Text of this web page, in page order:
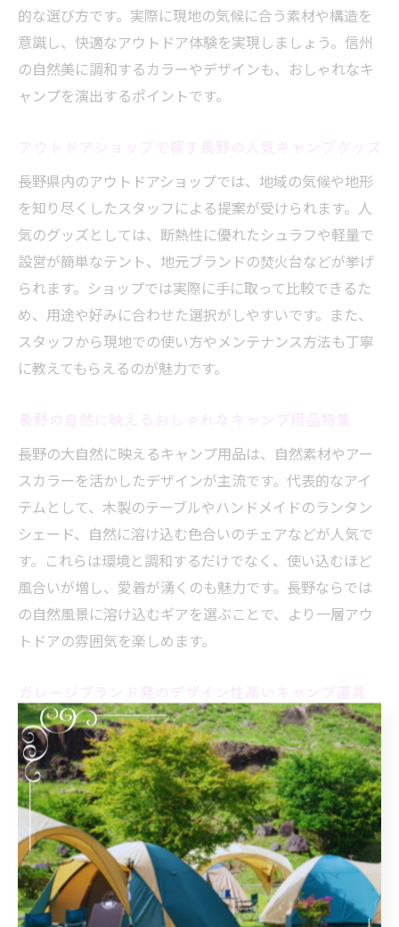
的な選び方です。実際に現地の気候に合う素材や構造を
意識し、快適なアウトドア体験を実現しましょう。信州
の自然美に調和するカラーやデザインも、おしゃれなキ
ャンプを演出するポイントです。
長野県内のアウトドアショップでは、地域の気候や地形
を知り尽くしたスタッフによる提案が受けられます。人
気のグッズとしては、断熱性に優れたシュラフや軽量で
設営が簡単なテント、地元ブランドの焚火台などが挙げ
られます。ショップでは実際に手に取って比較できるた
め、用途や好みに合わせた選択がしやすいです。また、
スタッフから現地での使い方やメンテナンス方法も丁寧
に教えてもらえるのが魅力です。
長野の大自然に映えるキャンプ用品は、自然素材やアー
スカラーを活かしたデザインが主流です。代表的なアイ
テムとして、木製のテーブルやハンドメイドのランタン
シェード、自然に溶け込む色合いのチェアなどが人気で
す。これらは環境と調和するだけでなく、使い込むほど
風合いが増し、愛着が湧くのも魅力です。長野ならでは
の自然風景に溶け込むギアを選ぶことで、より一層アウ
トドアの雰囲気を楽しめます。
長野県発のガレージブランドは、個性的で機能美に優れ
たキャンプ道具を展開しています。例えば、地域の素材
を活かしたオリジナル焚火台や、工夫を凝らした収納ボ
ックスが代表的です。これらの道具は、職人の手仕事や
地元のアウトドア文化が反映されており、他にはないデ
ザイン性と実用性を兼ね備えています。自分だけのこだ
わりギアを選びたい方には、ガレージブランドのアイテ
ムが最適です。